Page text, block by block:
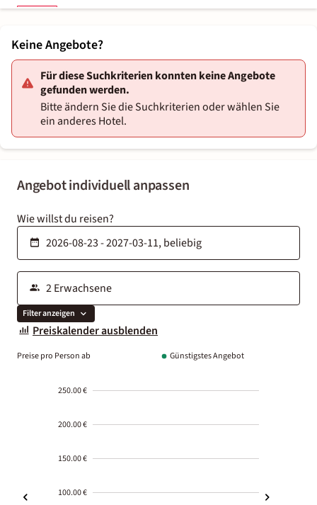
Angebot individuell anpassen
Wie willst du reisen?
Filter anzeigen
Preiskalender ausblenden
Preise pro Person ab Günstigstes Angebot
250.00 €
200.00 €
150.00 €
100.00 €
Keine Angebote?
Für diese Suchkriterien konnten keine Angebote
gefunden werden.
Bitte ändern Sie die Suchkriterien oder wählen Sie
ein anderes Hotel.